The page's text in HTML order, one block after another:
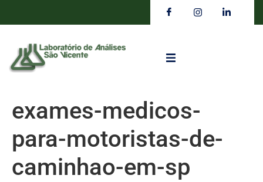
exames-medicos-
para-motoristas-de-
caminhao-em-sp